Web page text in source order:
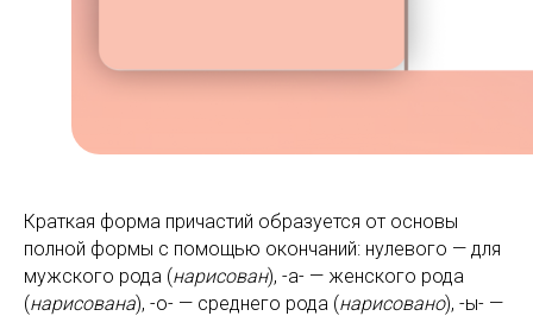
Краткая форма причастий образуется от основы
полной формы с помощью окончаний: нулевого — для
мужского рода (нарисован), -а- — женского рода
(нарисована), -о- — среднего рода (нарисовано), -ы- —